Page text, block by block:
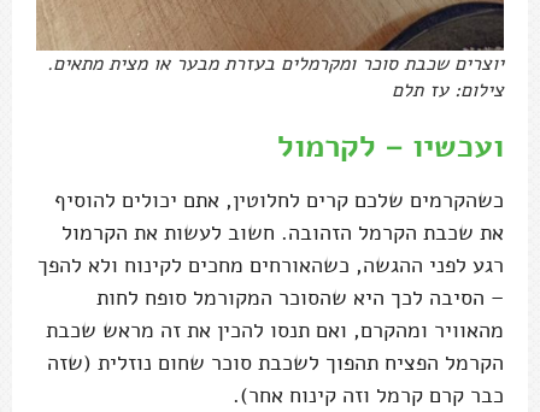
יוצרים שכבת סוכר ומקרמלים בעזרת מבער או מצית מתאים.
צילום: עז תלם
ועכשיו – לקרמול
כשהקרמים שלכם קרים לחלוטין, אתם יכולים להוסיף
את שכבת הקרמל הזהובה. חשוב לעשות את הקרמול
רגע לפני ההגשה, כשהאורחים מחכים לקינוח ולא להפך
– הסיבה לכך היא שהסוכר המקורמל סופח לחות
מהאוויר ומהקרם, ואם תנסו להכין את זה מראש שכבת
הקרמל הפציח תהפוך לשכבת סוכר שחום נוזלית (שזה
כבר קרם קרמל וזה קינוח אחר).